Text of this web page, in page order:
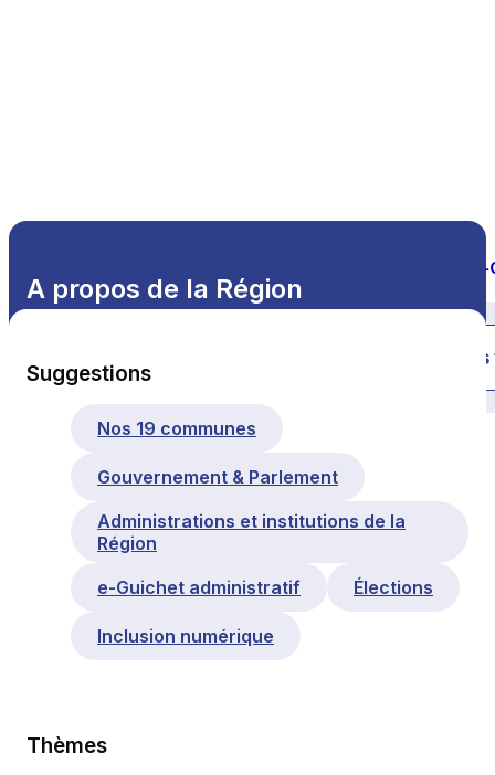
Tous les thèmes
A propos de la Région
Suggestions
Nos 19 communes
Gouvernement & Parlement
Administrations et institutions de la
Région
e-Guichet administratif
Élections
Inclusion numérique
Thèmes